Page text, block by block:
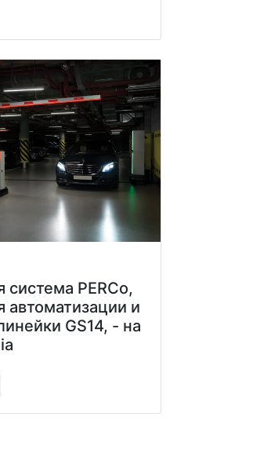
система PERCo,
автоматизации и
GS14, - на